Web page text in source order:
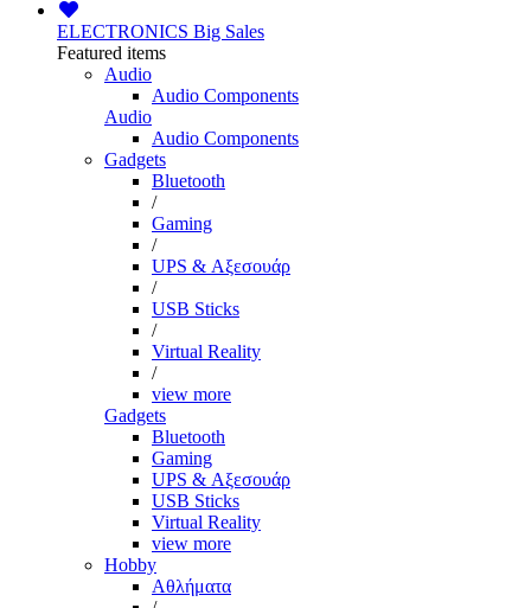
ELECTRONICS Big Sales
Featured items
Audio
Audio Components
Audio
Audio Components
Gadgets
Bluetooth
/
Gaming
/
UPS & Αξεσουάρ
/
USB Sticks
/
Virtual Reality
/
view more
Gadgets
Bluetooth
Gaming
UPS & Αξεσουάρ
USB Sticks
Virtual Reality
view more
Hobby
Αθλήματα